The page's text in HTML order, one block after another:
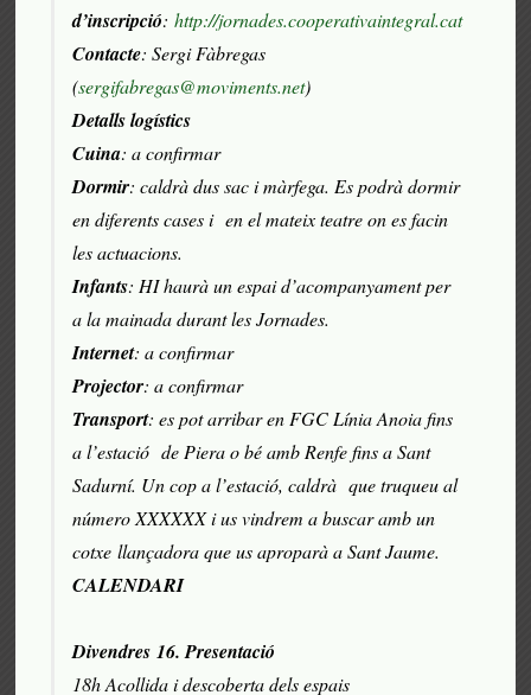
d’inscripció:http://jornades.cooperativaintegral.cat
Contacte: Sergi Fàbregas
(sergifabregas@moviments.net)
Detalls logístics
Cuina: a confirmar
Dormir: caldrà dus sac i màrfega. Es podrà dormir
en diferents cases i en el mateix teatre on es facin
les actuacions.
Infants: HI haurà un espai d’acompanyament per
a la mainada durant les Jornades.
Internet: a confirmar
Projector: a confirmar
Transport: es pot arribar en FGC Línia Anoia fins
a l’estació de Piera o bé amb Renfe fins a Sant
Sadurní. Un cop a l’estació, caldrà que truqueu al
número XXXXXX i us vindrem a buscar amb un
cotxe llançadora que us aproparà a Sant Jaume.
CALENDARI
Divendres16. Presentació
18h Acollida i descoberta dels espais